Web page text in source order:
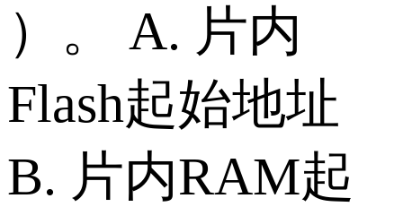
）。 A. 片内
Flash起始地址
B. 片内RAM起